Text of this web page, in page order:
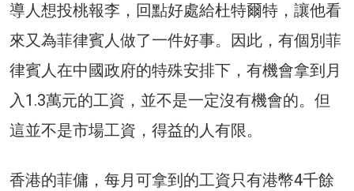
導人想投桃報李，回點好處給杜特爾特，讓他看
來又為菲律賓人做了一件好事。因此，有個別菲
律賓人在中國政府的特殊安排下，有機會拿到月
入1.3萬元的工資，並不是一定沒有機會的。但
這並不是市場工資，得益的人有限。
香港的菲傭，每月可拿到的工資只有港幣4千餘